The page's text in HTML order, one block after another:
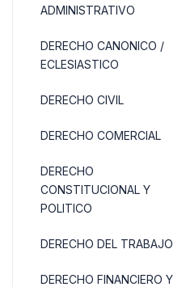
ADMINISTRATIVO
DERECHO CANONICO /
ECLESIASTICO
DERECHO CIVIL
DERECHO COMERCIAL
DERECHO
CONSTITUCIONAL Y
POLITICO
DERECHO DEL TRABAJO
DERECHO FINANCIERO Y